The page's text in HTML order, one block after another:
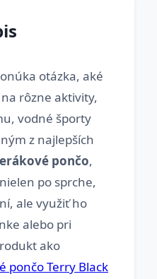
otázka, aké
rôzne aktivity,
vodné športy
z najlepších
pončo,
po sprche,
ale využiť ho
alebo pri
ako
pončo Terry Black